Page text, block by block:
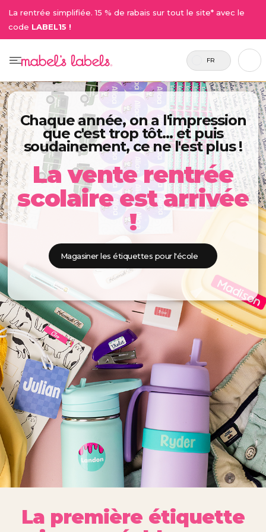
La rentrée simplifiée. 15 % de rabais sur tout le site* avec le
code LABEL15 !
FR
Chaque année, on a l'impression
que c'est trop tôt… et puis
soudainement, ce ne l'est plus !
La vente rentrée
scolaire est arrivée
!
Magasiner les étiquettes pour l'école
La première étiquette